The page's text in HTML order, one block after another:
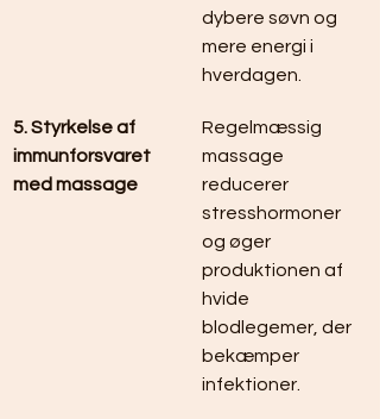
dybere søvn og
mere energi i
hverdagen.
5. Styrkelse af
immunforsvaret
med massage
Regelmæssig
massage
reducerer
stresshormoner
og øger
produktionen af
hvide
blodlegemer, der
bekæmper
infektioner.